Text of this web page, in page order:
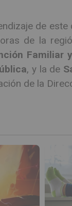
de
de la
Familiar
, y la de
de la